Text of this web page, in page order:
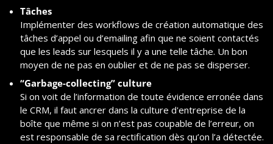
Tâches
Implémenter des workflows de création automatique des
tâches d’appel ou d’emailing afin que ne soient contactés
que les leads sur lesquels il y a une telle tâche. Un bon
moyen de ne pas en oublier et de ne pas se disperser.
“Garbage-collecting” culture
Si on voit de l’information de toute évidence erronée dans
le CRM, il faut ancrer dans la culture d'entreprise de la
boîte que même si on n’est pas coupable de l’erreur, on
est responsable de sa rectification dès qu’on l’a détectée.